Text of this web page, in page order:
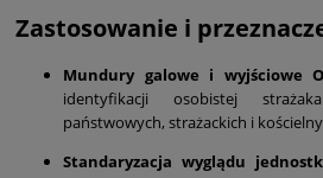
Zastosowanie i
Mundury galowe i wyjściowe
identyfikacji osobistej
państwowych, strażackich i
Standaryzacja wyglądu